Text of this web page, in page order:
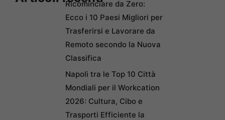
Ricominciare da Zero:
Ecco i 10 Paesi Migliori per
Trasferirsi e Lavorare da
Remoto secondo la Nuova
Classifica
Napoli tra le Top 10 Città
Mondiali per il Workcation
2026: Cultura, Cibo e
Trasporti Efficiente la